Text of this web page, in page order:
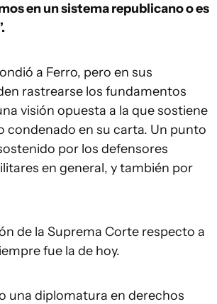
en un sistema republicano o es
a Ferro, pero en sus
rastrearse los fundamentos
visión opuesta a la que sostiene
condenado en su carta. Un punto
por los defensores
en general, y también por
de la Suprema Corte respecto a
fue la de hoy.
una diplomatura en derechos